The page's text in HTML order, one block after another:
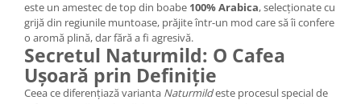
este un amestec de top din boabe 100% Arabica, selecționate cu
grijă din regiunile muntoase, prăjite într-un mod care să îi confere
o aromă plină, dar fără a fi agresivă.
Secretul Naturmild: O Cafea
Ușoară prin Definiție
Ceea ce diferențiază varianta Naturmildeste procesul special de